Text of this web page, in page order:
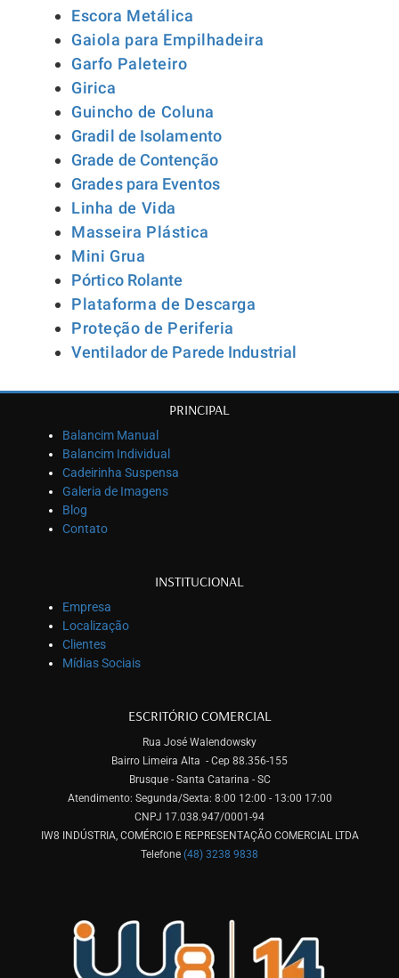
Escora Metálica
Gaiola para Empilhadeira
Garfo Paleteiro
Girica
Guincho de Coluna
Gradil de Isolamento
Grade de Contenção
Grades para Eventos
Linha de Vida
Masseira Plástica
Mini Grua
Pórtico Rolante
Plataforma de Descarga
Proteção de Periferia
Ventilador de Parede Industrial
PRINCIPAL
Balancim Manual
Balancim Individual
Cadeirinha Suspensa
Galeria de Imagens
Blog
Contato
INSTITUCIONAL
Empresa
Localização
Clientes
Mídias Sociais
ESCRITÓRIO COMERCIAL
Rua José Walendowsky
Bairro Limeira Alta - Cep 88.356-155
Brusque - Santa Catarina - SC
Atendimento: Segunda/Sexta: 8:00 12:00 - 13:00 17:00
CNPJ 17.038.947/0001-94
IW8 INDÚSTRIA, COMÉRCIO E REPRESENTAÇÃO COMERCIAL LTDA
Telefone (48) 3238 9838